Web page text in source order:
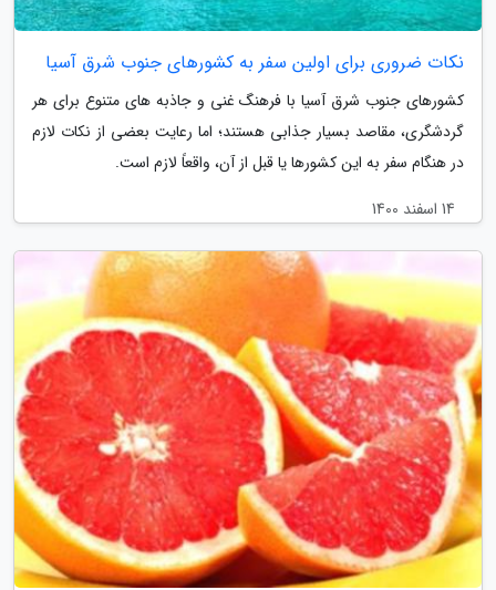
نکات ضروری برای اولین سفر به کشورهای جنوب شرق آسیا
کشورهای جنوب شرق آسیا با فرهنگ غنی و جاذبه های متنوع برای هر
گردشگری، مقاصد بسیار جذابی هستند؛ اما رعایت بعضی از نکات لازم
در هنگام سفر به این کشورها یا قبل از آن، واقعاً لازم است.
14 اسفند 1400